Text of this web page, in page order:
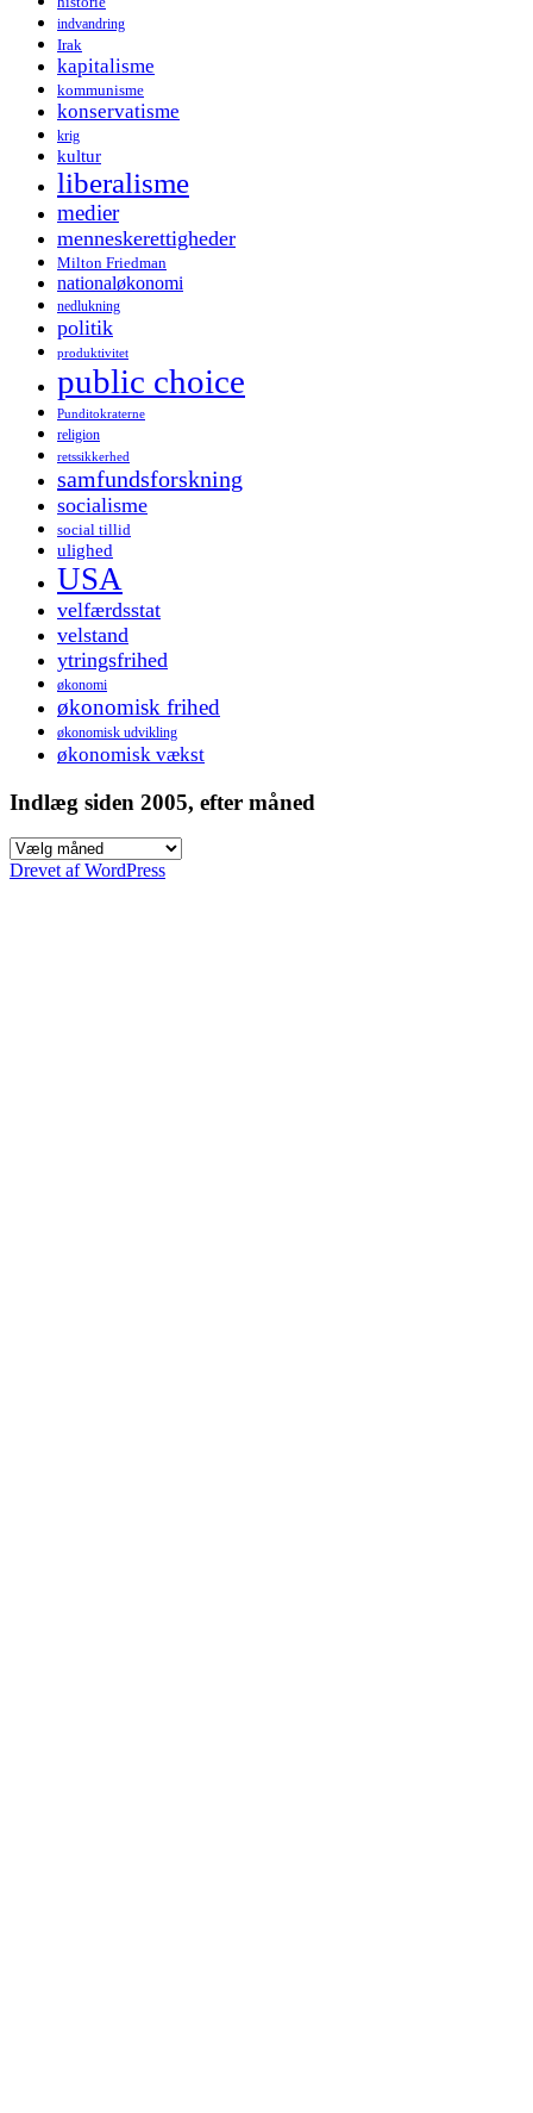
indvandring
Irak
kapitalisme
kommunisme
konservatisme
krig
kultur
liberalisme
medier
menneskerettigheder
Milton Friedman
nationaløkonomi
nedlukning
politik
produktivitet
public choice
Punditokraterne
religion
retssikkerhed
samfundsforskning
socialisme
social tillid
ulighed
USA
velfærdsstat
velstand
ytringsfrihed
økonomi
økonomisk frihed
økonomisk udvikling
økonomisk vækst
Indlæg siden 2005, efter måned
Indlæg
siden
Drevet af WordPress